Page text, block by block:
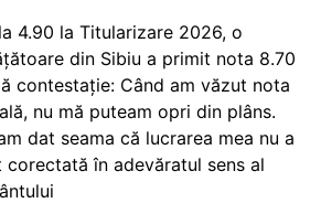
4.90 la Titularizare 2026, o
din Sibiu a primit nota 8.70
contestație: Când am văzut nota
nu mă puteam opri din plâns.
dat seama că lucrarea mea nu a
corectată în adevăratul sens al